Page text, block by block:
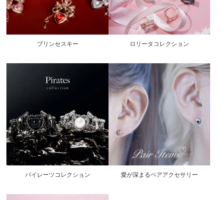
プリンセスキー ロリータコレクション
パイレーツコレクション 愛が深まるペアアクセサリー